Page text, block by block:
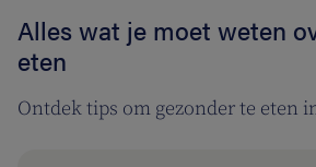
Alles wat je moet weten
eten
Ontdek tips om gezonder te eten